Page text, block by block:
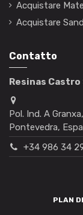
Acquistare
Acquistare
Contatto
Resinas Castro
Pol. Ind. A
Pontevedra,
+34 986 34
PLAN